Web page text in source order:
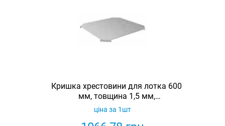
Кришка хрестовини для лотка 600
мм, товщина 1,5 мм,
гарячеоцинкована, Eurotray
ціна за 1шт